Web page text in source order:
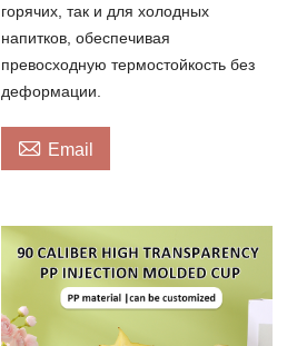
горячих, так и для холодных
напитков, обеспечивая
превосходную термостойкость без
деформации.
 Email